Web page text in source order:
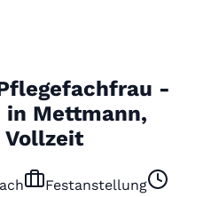
-
Mettmann,
Vollzeit
Festanstellung